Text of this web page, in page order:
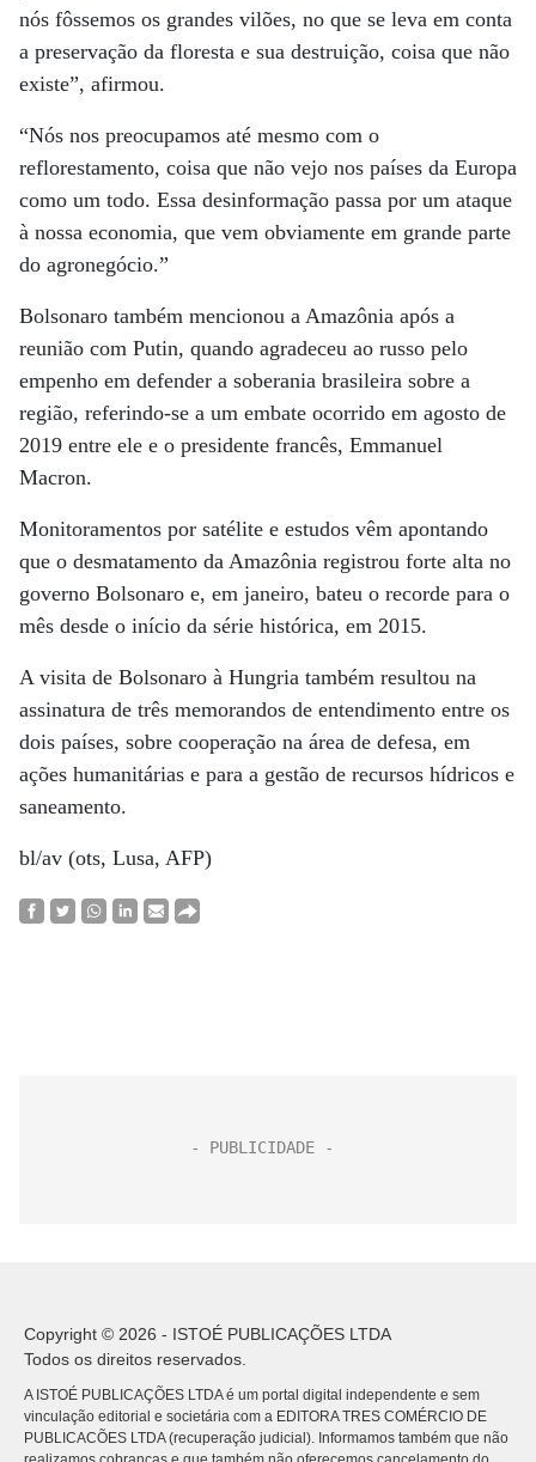
nós fôssemos os grandes vilões, no que se leva em conta
a preservação da floresta e sua destruição, coisa que não
existe”, afirmou.
“Nós nos preocupamos até mesmo com o
reflorestamento, coisa que não vejo nos países da Europa
como um todo. Essa desinformação passa por um ataque
à nossa economia, que vem obviamente em grande parte
do agronegócio.”
Bolsonaro também mencionou a Amazônia após a
reunião com Putin, quando agradeceu ao russo pelo
empenho em defender a soberania brasileira sobre a
região, referindo-se a um embate ocorrido em agosto de
2019 entre ele e o presidente francês, Emmanuel
Macron.
Monitoramentos por satélite e estudos vêm apontando
que o desmatamento da Amazônia registrou forte alta no
governo Bolsonaro e, em janeiro, bateu o recorde para o
mês desde o início da série histórica, em 2015.
A visita de Bolsonaro à Hungria também resultou na
assinatura de três memorandos de entendimento entre os
dois países, sobre cooperação na área de defesa, em
ações humanitárias e para a gestão de recursos hídricos e
saneamento.
bl/av (ots, Lusa, AFP)
Copyright © 2026 - ISTOÉ PUBLICAÇÕES LTDA
Todos os direitos reservados.
A ISTOÉ PUBLICAÇÕES LTDA é um portal digital independente e sem
vinculação editorial e societária com a EDITORA TRES COMÉRCIO DE
PUBLICACÕES LTDA (recuperação judicial). Informamos também que não